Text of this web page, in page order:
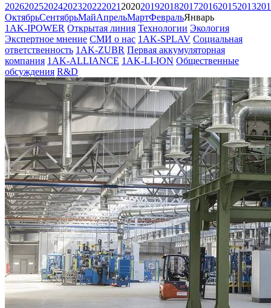
202620252024202320222021 2020201920182017201620152013
ОктябрьСентябрьМайАпрельМартФевральЯнварь
1AK-IPOWER Открытая линия Технологии Экология
Экспертное мнение СМИ о нас 1AK-SPLAV Социальная
ответственность 1AK-ZUBR Первая аккумуляторная
компания 1AK-ALLIANCE 1AK-LI-ION Общественные
обсуждения R&D